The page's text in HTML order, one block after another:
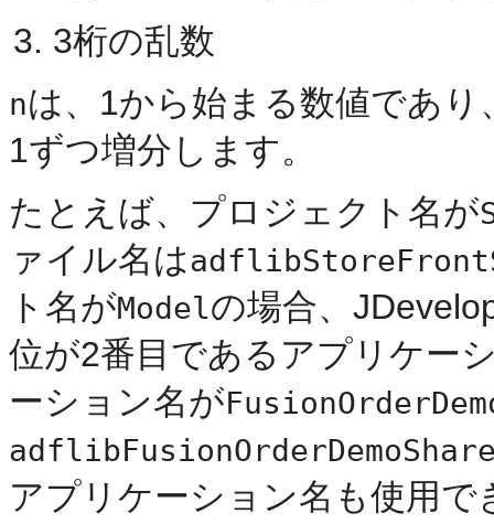
3桁の乱数
nは、1から始まる数値であ
1ずつ増分します。
たとえば、プロジェクト名が
ァイル名は
ト名がModelの場合、
位が2番目であるアプリケー
ーション名が
アプリケーション名も使用